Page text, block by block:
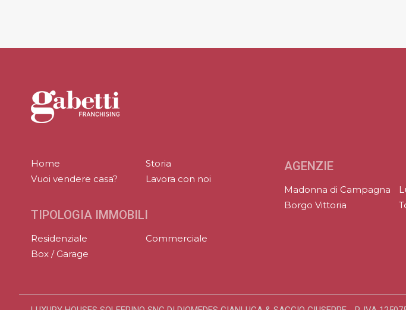
Home
Storia
Vuoi vendere casa?
Lavora con noi
TIPOLOGIA IMMOBILI
Residenziale
Commerciale
Box / Garage
AGENZIE
Madonna di Campagna
Borgo Vittoria